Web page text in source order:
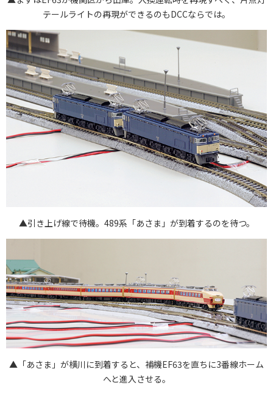
テールライトの再現ができるのもDCCならでは。
▲引き上げ線で待機。489系「あさま」が到着するのを待つ。
▲「あさま」が横川に到着すると、補機EF63を直ちに3番線ホーム
へと進入させる。